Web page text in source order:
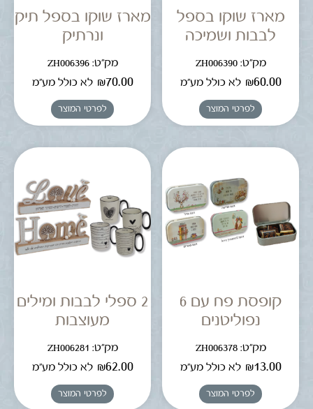
מארז שוקו בספל
לבבות ושמיכה
מק"ט: ZH006390
₪60.00 לא כולל מע"מ
לפרטי המוצר
מארז שוקו בספל תיק
ונרתיק
מק"ט: ZH006396
₪70.00 לא כולל מע"מ
לפרטי המוצר
קופסת פח עם 6
נפוליטנים
מק"ט: ZH006378
₪13.00 לא כולל מע"מ
לפרטי המוצר
2 ספלי לבבות ומילים
מעוצבות
מק"ט: ZH006281
₪62.00 לא כולל מע"מ
לפרטי המוצר